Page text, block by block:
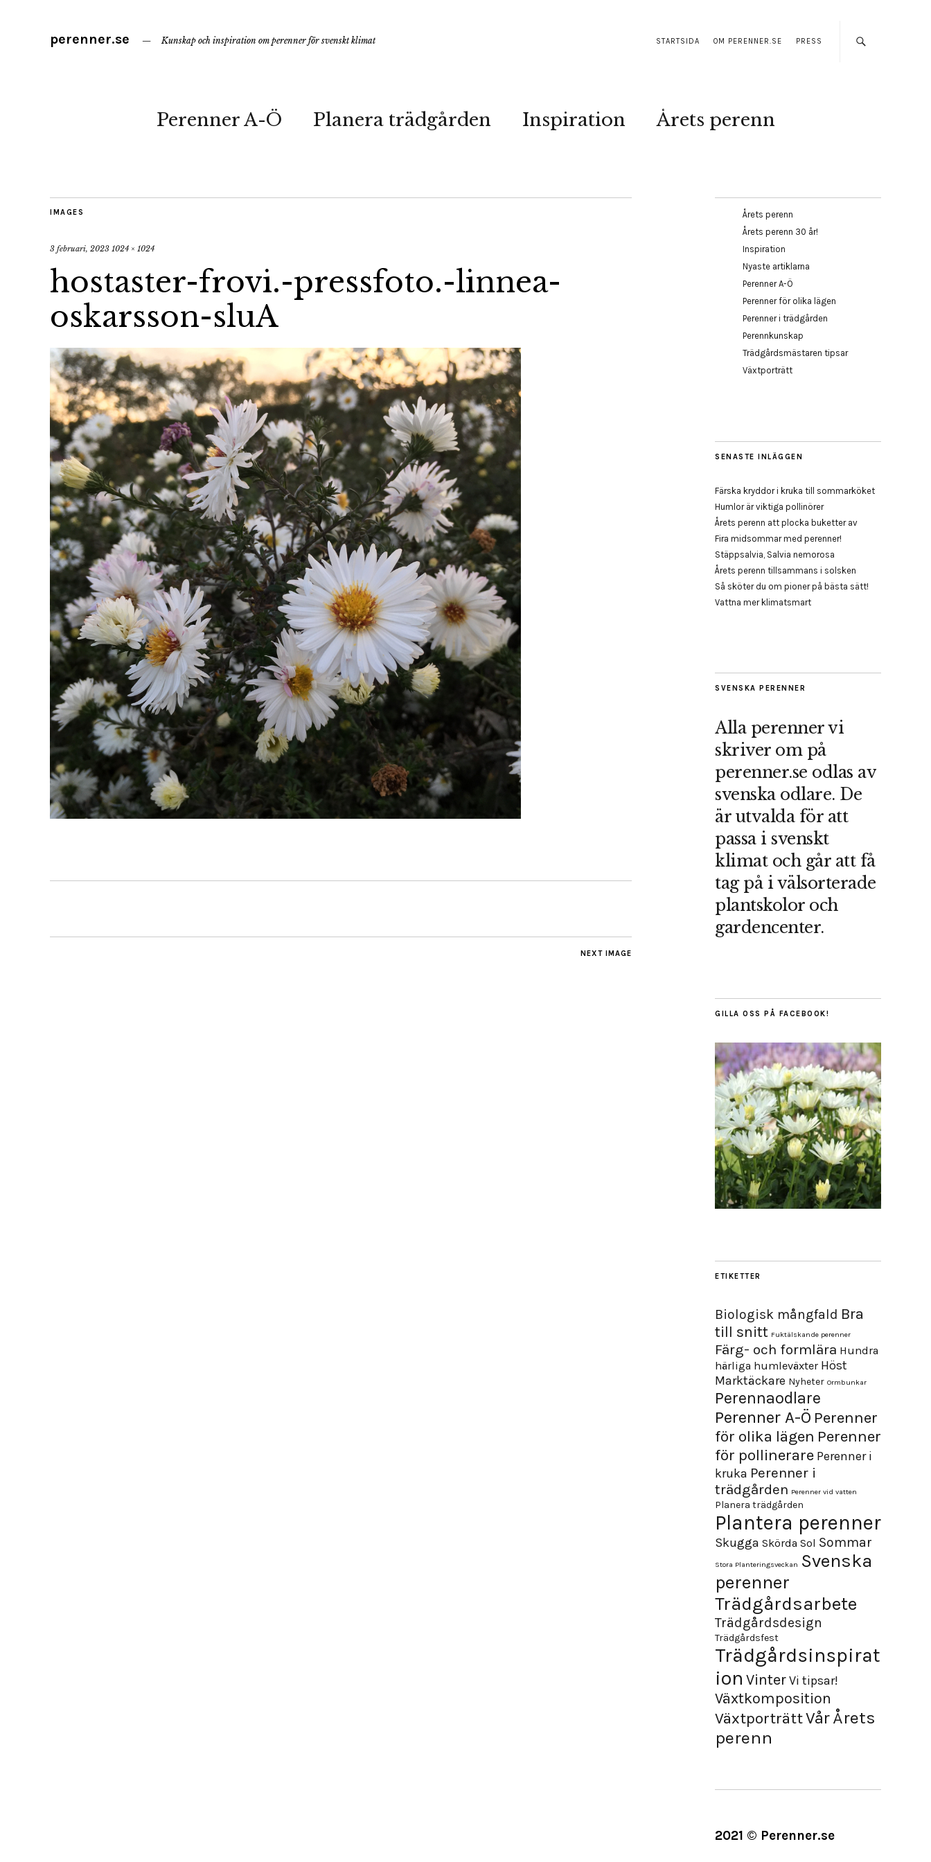
STARTSIDA OM PERENNER.SE PRESS
perenner.se Kunskap och inspiration om perenner för svenskt klimat
Perenner A-Ö Planera trädgården Inspiration Årets perenn
IMAGES
3 februari, 2023 1024 × 1024
hostaster-frovi.-pressfoto.-linnea-
oskarsson-sluA
NEXT IMAGE
Årets perenn
Årets perenn 30 år!
Inspiration
Nyaste artiklarna
Perenner A-Ö
Perenner för olika lägen
Perenner i trädgården
Perennkunskap
Trädgårdsmästaren tipsar
Växtporträtt
SENASTE INLÄGGEN
Färska kryddor i kruka till sommarköket
Humlor är viktiga pollinörer
Årets perenn att plocka buketter av
Fira midsommar med perenner!
Stäppsalvia, Salvia nemorosa
Årets perenn tillsammans i solsken
Så sköter du om pioner på bästa sätt!
Vattna mer klimatsmart
SVENSKA PERENNER
Alla perenner vi
skriver om på
perenner.se odlas av
svenska odlare. De
är utvalda för att
passa i svenskt
klimat och går att få
tag på i välsorterade
plantskolor och
gardencenter.
GILLA OSS PÅ FACEBOOK!
ETIKETTER
Biologisk mångfald Bra
till snitt Fuktälskande perenner
Färg- och formlära Hundra
härliga humleväxter Höst
Marktäckare Nyheter Ormbunkar
Perennaodlare
Perenner A-Ö Perenner
för olika lägen Perenner
för pollinerare Perenner i
kruka Perenner i
trädgården Perenner vid vatten
Planera trädgården
Plantera perenner
Skugga Skörda Sol Sommar
Stora Planteringsveckan Svenska
perenner
Trädgårdsarbete
Trädgårdsdesign
Trädgårdsfest
Trädgårdsinspirat
ion VinterVi tipsar!
Växtkomposition
VäxtporträttVårÅrets
perenn
2021 © Perenner.se